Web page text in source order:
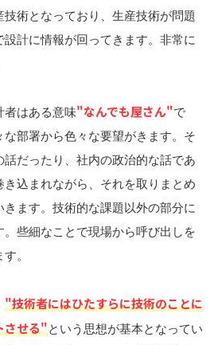
術となっており、生産技術が問題
計に情報が回ってきます。非常に
者はある意味"なんでも屋さん"で
部署から色々な要望がきます。そ
だったり、社内の政治的な話であ
き込まれながら、それを取りまとめ
ます。技術的な課題以外の部分に
些細なことで現場から呼び出しを
。
"技術者にはひたすらに技術のことに
させる"という思想が基本となってい